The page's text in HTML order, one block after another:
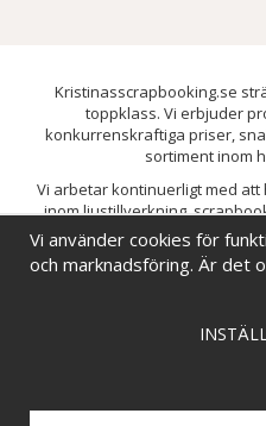
Kristinasscrapbooking.se
toppklass. Vi erbjuder
konkurrenskraftiga priser,
sortiment inom
Vi arbetar kontinuerligt med
inom ljustillverkning,
pyssel. Målet är att bredda
utveckla vårt utbud, så att du
Vi använder cookies för
och marknadsföring. Är det